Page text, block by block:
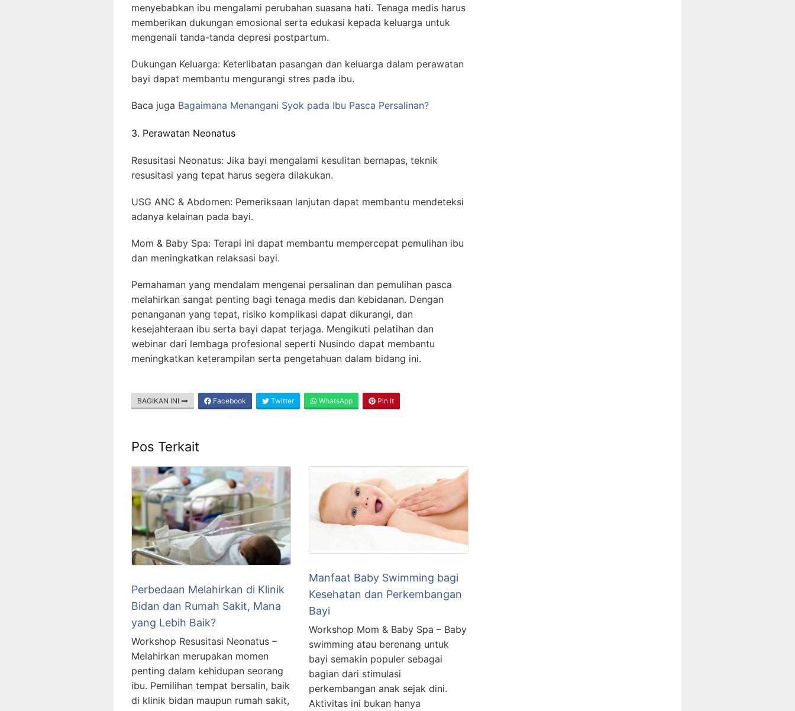
menyebabkan ibu mengalami perubahan suasana hati. Tenaga medis harus
memberikan dukungan emosional serta edukasi kepada keluarga untuk
mengenali tanda-tanda depresi postpartum.
Dukungan Keluarga: Keterlibatan pasangan dan keluarga dalam perawatan
bayi dapat membantu mengurangi stres pada ibu.
Baca juga Bagaimana Menangani Syok pada Ibu Pasca Persalinan?
3. Perawatan Neonatus
Resusitasi Neonatus: Jika bayi mengalami kesulitan bernapas, teknik
resusitasi yang tepat harus segera dilakukan.
USG ANC & Abdomen: Pemeriksaan lanjutan dapat membantu mendeteksi
adanya kelainan pada bayi.
Mom & Baby Spa: Terapi ini dapat membantu mempercepat pemulihan ibu
dan meningkatkan relaksasi bayi.
Pemahaman yang mendalam mengenai persalinan dan pemulihan pasca
melahirkan sangat penting bagi tenaga medis dan kebidanan. Dengan
penanganan yang tepat, risiko komplikasi dapat dikurangi, dan
kesejahteraan ibu serta bayi dapat terjaga. Mengikuti pelatihan dan
webinar dari lembaga profesional seperti Nusindo dapat membantu
meningkatkan keterampilan serta pengetahuan dalam bidang ini.
BAGIKAN INI Facebook Twitter WhatsApp Pin It
Pos Terkait
Perbedaan Melahirkan di Klinik
Bidan dan Rumah Sakit, Mana
yang Lebih Baik?
Workshop Resusitasi Neonatus –
Melahirkan merupakan momen
penting dalam kehidupan seorang
ibu. Pemilihan tempat bersalin, baik
di klinik bidan maupun rumah sakit,
Manfaat Baby Swimming bagi
Kesehatan dan Perkembangan
Bayi
Workshop Mom & Baby Spa – Baby
swimming atau berenang untuk
bayi semakin populer sebagai
bagian dari stimulasi
perkembangan anak sejak dini.
Aktivitas ini bukan hanya